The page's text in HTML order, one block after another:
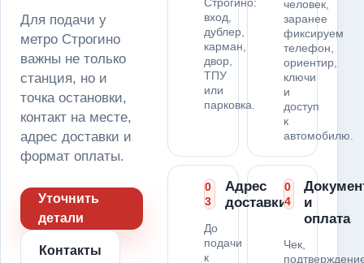
Для подачи у
метро Строгино
важны не только
станция, но и
точка остановки,
контакт на месте,
адрес доставки и
формат оплаты.
Уточнить
детали
Контакты
вход,
дублер,
карман,
двор,
ТПУ
или
парковка.
человек,
заранее
фиксируем
телефон,
ориентир,
ключи
и
доступ
к
автомобилю.
0
3
Адрес
доставки
До
подачи
к
0
4
и
оплата
Чек,